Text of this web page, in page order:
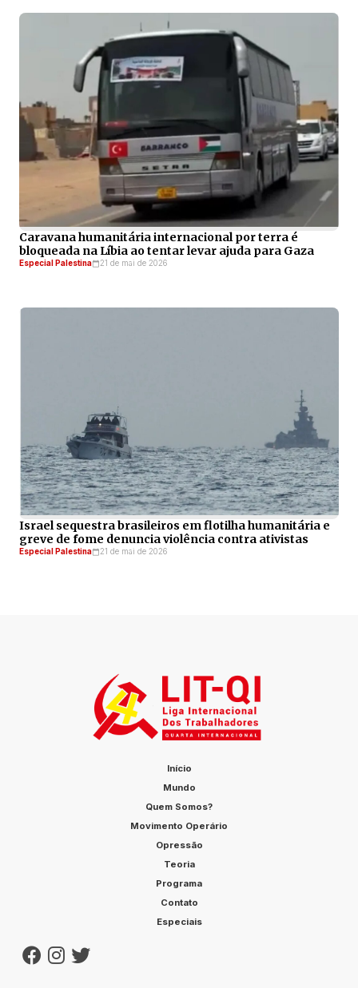
Caravana humanitária internacional por terra é
bloqueada na Líbia ao tentar levar ajuda para Gaza
Especial Palestina 21 de mai de 2026
Israel sequestra brasileiros em flotilha humanitária e
greve de fome denuncia violência contra ativistas
Especial Palestina 21 de mai de 2026
Início
Mundo
Quem Somos?
Movimento Operário
Opressão
Teoria
Programa
Contato
Especiais